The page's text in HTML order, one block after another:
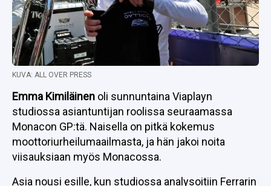
KUVA: ALL OVER PRESS
Emma Kimiläinen oli sunnuntaina Viaplayn
studiossa asiantuntijan roolissa seuraamassa
Monacon GP:tä. Naisella on pitkä kokemus
moottoriurheilumaailmasta, ja hän jakoi noita
viisauksiaan myös Monacossa.
Asia nousi esille, kun studiossa analysoitiin Ferrarin